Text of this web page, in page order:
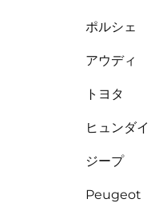
ポルシェ
アウディ
トヨタ
ヒュンダイ
ジープ
Peugeot